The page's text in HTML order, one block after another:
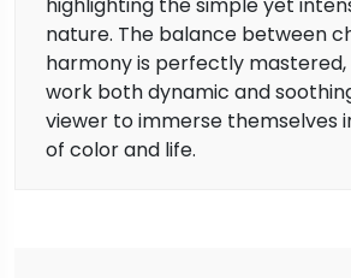
highlighting the simple yet
nature. The balance between
harmony is perfectly
work both dynamic and
viewer to immerse themselves
of color and life.